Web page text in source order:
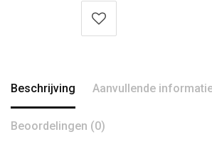
Beschrijving Aanvullende
Beoordelingen (0)